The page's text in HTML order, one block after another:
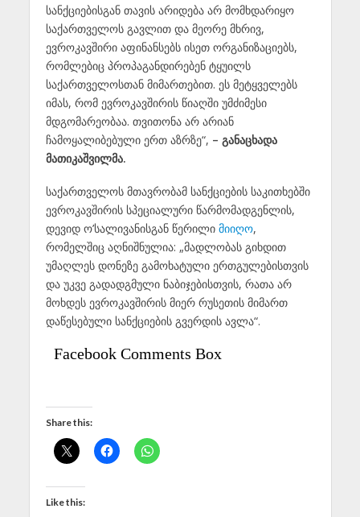
სანქციებისგან თავის არიდება არ მომხდარიყო
საქართველოს გავლით და მეორე მხრივ,
ევროკავშირი აფინანსებს ისეთ ორგანიზაციებს,
რომლებიც პროპაგანდირებენ ტყუილს
საქართველოსთან მიმართებით. ეს მეტყველებს
იმას, რომ ევროკავშირის წიაღში უმძიმესი
მდგომარეობაა. თვითონა არ არიან
ჩამოყალიბებული ერთ აზრზე“, – განაცხადა
მათიკაშვილმა.
საქართველოს მთავრობამ სანქციების საკითხებში
ევროკავშირის სპეციალური წარმომადგენლის,
დევიდ ო’სალივანისგან წერილი მიიღო,
რომელშიც აღნიშნულია: „მადლობას გიხდით
უმაღლეს დონეზე გამოხატული ერთგულებისთვის
და უკვე გადადგმული ნაბიჯებისთვის, რათა არ
მოხდეს ევროკავშირის მიერ რუსეთის მიმართ
დაწესებული სანქციების გვერდის ავლა“.
Facebook Comments Box
Share this:
Like this: